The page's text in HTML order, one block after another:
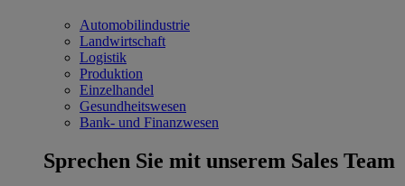
Automobilindustrie
Landwirtschaft
Logistik
Produktion
Einzelhandel
Gesundheitswesen
Bank- und Finanzwesen
Sprechen Sie mit unserem Sales Team